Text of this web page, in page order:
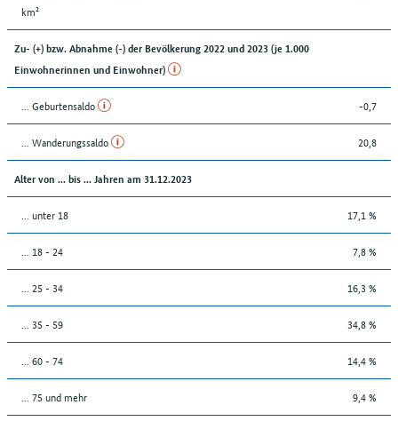
km²
Zu- (+) bzw. Abnahme (-) der Bevölkerung 2022 und 2023 (je 1.000
Einwohnerinnen und Einwohner)
... Geburtensaldo -0,7
... Wanderungssaldo 20,8
Alter von ... bis ... Jahren am 31.12.2023
... unter 18 17,1 %
... 18 - 24 7,8 %
... 25 - 34 16,3 %
... 35 - 59 34,8 %
... 60 - 74 14,4 %
... 75 und mehr 9,4 %